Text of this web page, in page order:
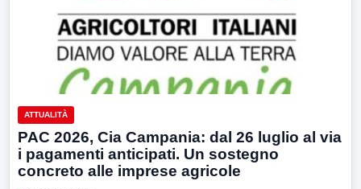
ATTUALITÀ
PAC 2026, Cia Campania: dal 26 luglio al via
i pagamenti anticipati. Un sostegno
concreto alle imprese agricole